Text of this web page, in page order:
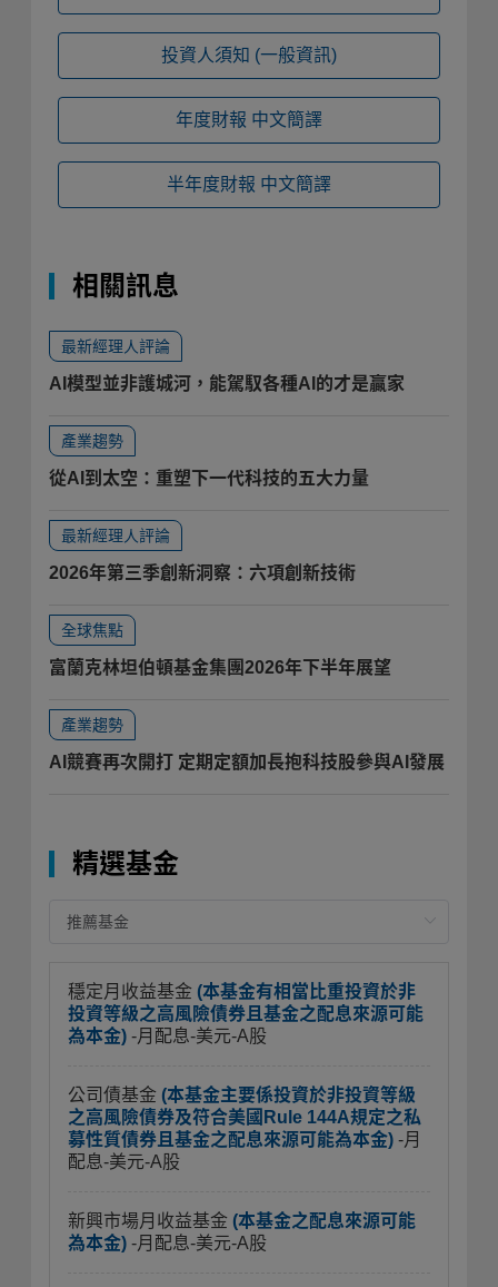
投資人須知 (一般資訊)
年度財報 中文簡譯
半年度財報 中文簡譯
相關訊息
最新經理人評論
AI模型並非護城河，能駕馭各種AI的才是贏家
產業趨勢
從AI到太空：重塑下一代科技的五大力量
最新經理人評論
2026年第三季創新洞察：六項創新技術
全球焦點
富蘭克林坦伯頓基金集團2026年下半年展望
產業趨勢
AI競賽再次開打 定期定額加長抱科技股參與AI發展
精選基金
穩定月收益基金 (本基金有相當比重投資於非
投資等級之高風險債券且基金之配息來源可能
為本金) -月配息-美元-A股
公司債基金 (本基金主要係投資於非投資等級
之高風險債券及符合美國Rule 144A規定之私
募性質債券且基金之配息來源可能為本金) -月
配息-美元-A股
新興市場月收益基金 (本基金之配息來源可能
為本金) -月配息-美元-A股